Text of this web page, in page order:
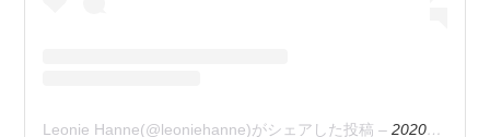
Leonie Hanne(@leoniehanne)がシェアした投稿 –2020年 3月月27日午後1時48分PDT